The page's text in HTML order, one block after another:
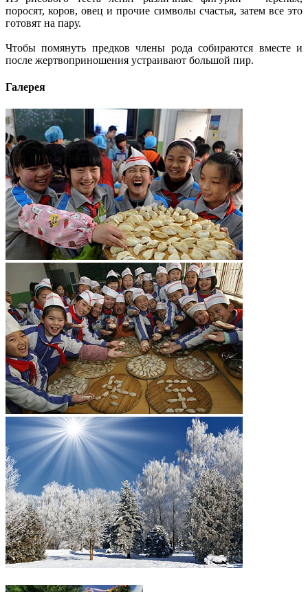
поросят, коров, овец и прочие символы счастья, затем все это
готовят на пару.
Чтобы помянуть предков члены рода собираются вместе и
после жертвоприношения устраивают большой пир.
Галерея